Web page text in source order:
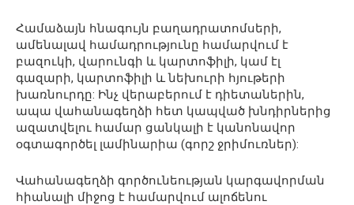
Համաձայն հնագույն բաղադրատոմսերի,
ամենալավ համադրությունը համարվում է
բազուկի, վարունգի և կարտոֆիլի, կամ էլ
գազարի, կարտոֆիլի և նեխուրի հյութերի
խառնուրդը: Ինչ վերաբերում է դիետաներին,
ապա վահանագեղձի հետ կապված խնդիրներից
ազատվելու համար ցանկալի է կանոնավոր
օգտագործել լամինարիա (գորշ ջրիմուռներ):
Վահանագեղձի գործունեության կարգավորման
հիանալի միջոց է համարվում ալոճենու